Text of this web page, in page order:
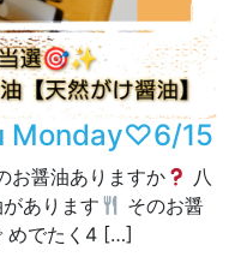
Monday♡6/15
お醤油ありますか
八
あります
そのお醤
めでたく4 […]